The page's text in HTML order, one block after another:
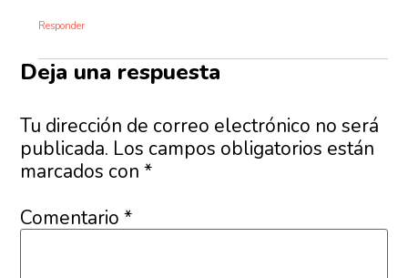
Responder
Deja una respuesta
Tu dirección de correo electrónico no será
publicada. Los campos obligatorios están
marcados con*
Comentario*